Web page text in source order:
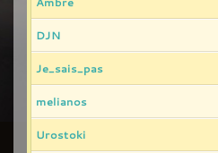
DJN
Je_sais_pas
melianos
Urostoki